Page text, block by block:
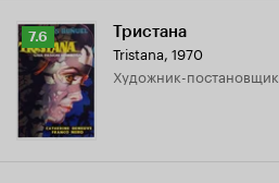
Рейтинг
Кинопоиска
7.6
7.6 Тристана
Tristana, 1970
Художник-постановщик